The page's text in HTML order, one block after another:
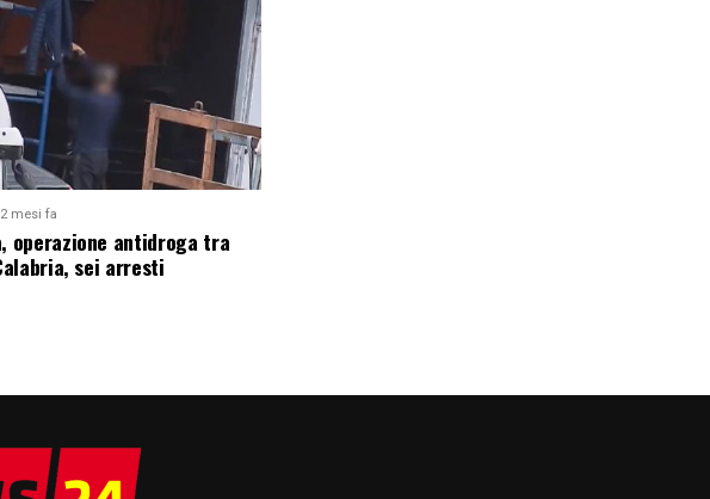
2 mesi fa
operazione antidroga tra
sei arresti